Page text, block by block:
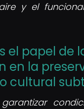
y el
el papel de
en la
cultural